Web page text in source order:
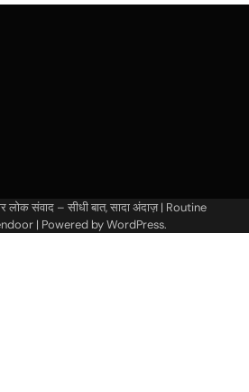
लोक संवाद – सीधी बात, सादा अंदाज़| Routine
| Powered byWordPress.